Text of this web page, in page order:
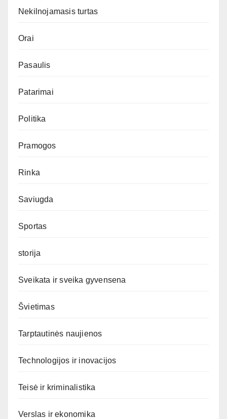
Nekilnojamasis turtas
Orai
Pasaulis
Patarimai
Politika
Pramogos
Rinka
Saviugda
Sportas
storija
Sveikata ir sveika gyvensena
Švietimas
Tarptautinės naujienos
Technologijos ir inovacijos
Teisė ir kriminalistika
Verslas ir ekonomika